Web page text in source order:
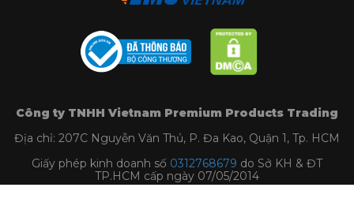
Công ty TNHH Vietnam Premium Products Trading
Địa chỉ: 207C Nguyễn Văn Thủ, P. Đa Kao, Quận 1, Tp. HCM
Giấy phép kinh doanh số 0312768679 do Sở KH & ĐT
TP.HCM cấp ngày 07/05/2014